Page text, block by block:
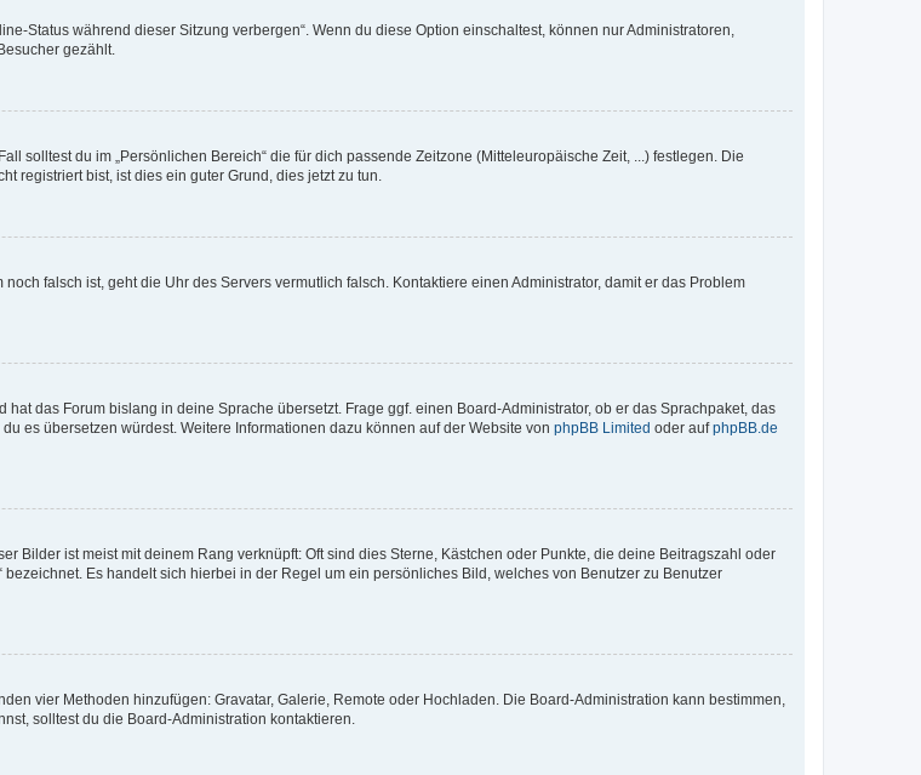
Status während dieser Sitzung verbergen“. Wenn du diese Option einschaltest, können nur Administratoren,
gezählt.
solltest du im „Persönlichen Bereich“ die für dich passende Zeitzone (Mitteleuropäische Zeit, ...) festlegen. Die
registriert bist, ist dies ein guter Grund, dies jetzt zu tun.
falsch ist, geht die Uhr des Servers vermutlich falsch. Kontaktiere einen Administrator, damit er das Problem
das Forum bislang in deine Sprache übersetzt. Frage ggf. einen Board-Administrator, ob er das Sprachpaket, das
es übersetzen würdest. Weitere Informationen dazu können auf der Website von phpBB Limited oder aufphpBB.de
Bilder ist meist mit deinem Rang verknüpft: Oft sind dies Sterne, Kästchen oder Punkte, die deine Beitragszahl oder
Es handelt sich hierbei in der Regel um ein persönliches Bild, welches von Benutzer zu Benutzer
vier Methoden hinzufügen: Gravatar, Galerie, Remote oder Hochladen. Die Board-Administration kann bestimmen,
solltest du die Board-Administration kontaktieren.